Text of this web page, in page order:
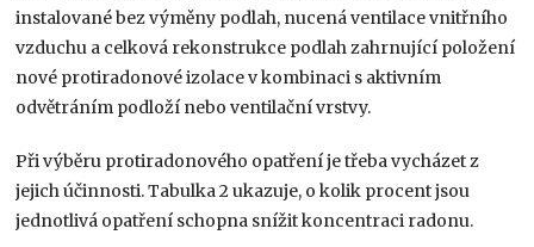
instalované bez výměny podlah, nucená ventilace vnitřního
vzduchu a celková rekonstrukce podlah zahrnující položení
nové protiradonové izolace v kombinaci s aktivním
odvětráním podloží nebo ventilační vrstvy.
Při výběru protiradonového opatření je třeba vycházet z
jejich účinnosti. Tabulka 2 ukazuje, o kolik procent jsou
jednotlivá opatření schopna snížit koncentraci radonu.